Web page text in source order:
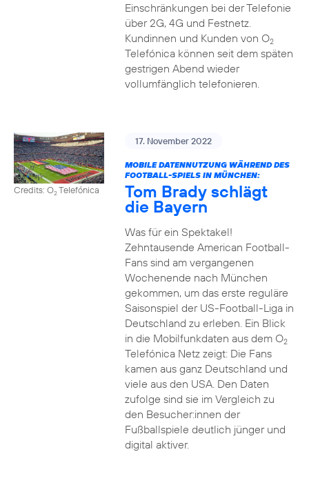
Einschränkungen bei der Telefonie
über 2G, 4G und Festnetz.
Kundinnen und Kunden von O2
Telefónica können seit dem späten
gestrigen Abend wieder
vollumfänglich telefonieren.
Credits: O2Telefónica
17. November 2022
MOBILE DATENNUTZUNG WÄHREND DES
FOOTBALL-SPIELS IN MÜNCHEN:
Tom Brady schlägt
die Bayern
Was für ein Spektakel!
Zehntausende American Football-
Fans sind am vergangenen
Wochenende nach München
gekommen, um das erste reguläre
Saisonspiel der US-Football-Liga in
Deutschland zu erleben. Ein Blick
in die Mobilfunkdaten aus dem O2
Telefónica Netz zeigt: Die Fans
kamen aus ganz Deutschland und
viele aus den USA. Den Daten
zufolge sind sie im Vergleich zu
den Besucher:innen der
Fußballspiele deutlich jünger und
digital aktiver.